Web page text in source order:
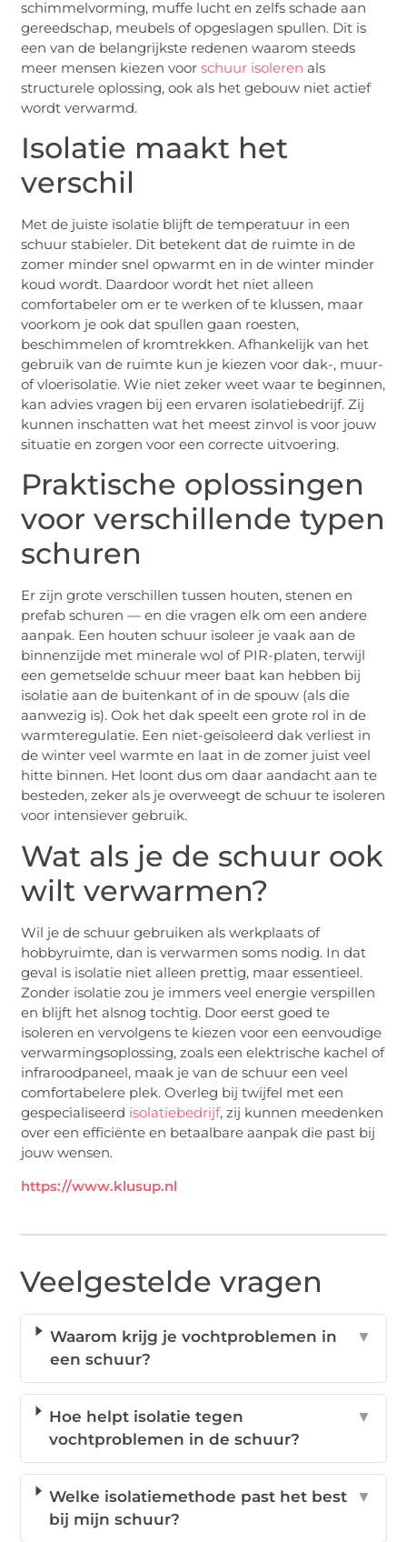
schimmelvorming, muffe lucht en zelfs schade aan
gereedschap, meubels of opgeslagen spullen. Dit is
een van de belangrijkste redenen waarom steeds
meer mensen kiezen voorschuur isoleren als
structurele oplossing, ook als het gebouw niet actief
wordt verwarmd.
Isolatie maakt het
verschil
Met de juiste isolatie blijft de temperatuur in een
schuur stabieler. Dit betekent dat de ruimte in de
zomer minder snel opwarmt en in de winter minder
koud wordt. Daardoor wordt het niet alleen
comfortabeler om er te werken of te klussen, maar
voorkom je ook dat spullen gaan roesten,
beschimmelen of kromtrekken. Afhankelijk van het
gebruik van de ruimte kun je kiezen voor dak-, muur-
of vloerisolatie. Wie niet zeker weet waar te beginnen,
kan advies vragen bij een ervaren isolatiebedrijf. Zij
kunnen inschatten wat het meest zinvol is voor jouw
situatie en zorgen voor een correcte uitvoering.
Praktische oplossingen
voor verschillende typen
schuren
Er zijn grote verschillen tussen houten, stenen en
prefab schuren — en die vragen elk om een andere
aanpak. Een houten schuur isoleer je vaak aan de
binnenzijde met minerale wol of PIR-platen, terwijl
een gemetselde schuur meer baat kan hebben bij
isolatie aan de buitenkant of in de spouw (als die
aanwezig is). Ook het dak speelt een grote rol in de
warmteregulatie. Een niet-geïsoleerd dak verliest in
de winter veel warmte en laat in de zomer juist veel
hitte binnen. Het loont dus om daar aandacht aan te
besteden, zeker als je overweegt de schuur te isoleren
voor intensiever gebruik.
Wat als je de schuur ook
wilt verwarmen?
Wil je de schuur gebruiken als werkplaats of
hobbyruimte, dan is verwarmen soms nodig. In dat
geval is isolatie niet alleen prettig, maar essentieel.
Zonder isolatie zou je immers veel energie verspillen
en blijft het alsnog tochtig. Door eerst goed te
isoleren en vervolgens te kiezen voor een eenvoudige
verwarmingsoplossing, zoals een elektrische kachel of
infraroodpaneel, maak je van de schuur een veel
comfortabelere plek. Overleg bij twijfel met een
gespecialiseerd isolatiebedrijf, zij kunnen meedenken
over een efficiënte en betaalbare aanpak die past bij
jouw wensen.
https://www.klusup.nl
Veelgestelde vragen
Waarom krijg je vochtproblemen in
een schuur?
▼
Hoe helpt isolatie tegen
vochtproblemen in de schuur?
▼
Welke isolatiemethode past het best
bij mijn schuur?
▼